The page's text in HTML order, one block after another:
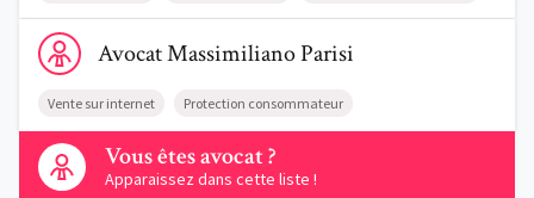
Voir le profil de AvocatMassimiliano Parisi
AvocatMassimilianoParisi
Vente sur internet Protection consommateur
Vous êtes avocat ?
Apparaissez dans cette liste !
Contactez-nous